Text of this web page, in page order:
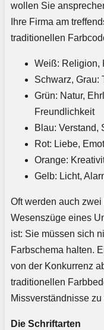
wollen Sie
Ihre Firma am
traditionellen
Weiß: Religion,
Schwarz, Grau:
Grün: Natur,
Freundlichkeit
Blau: Verstand,
Rot: Liebe,
Orange:
Gelb: Licht,
Oft werden auch
Wesenszüge eines
ist: Sie müssen sich
Farbschema halten.
von der Konkurrenz
traditionellen
Missverständnisse
Die Schriftarten